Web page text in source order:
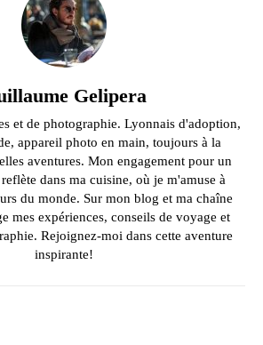
Gelipera
et de photographie. Lyonnais d'adoption,
appareil photo en main, toujours à la
aventures. Mon engagement pour un
dans ma cuisine, où je m'amuse à
du monde. Sur mon blog et ma chaîne
mes expériences, conseils de voyage et
Rejoignez-moi dans cette aventure
inspirante!